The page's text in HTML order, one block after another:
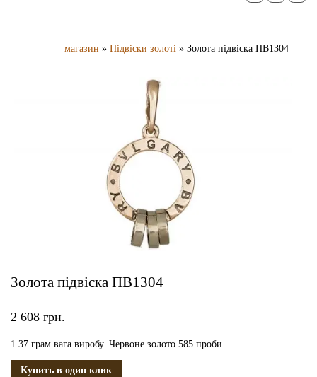
магазин » Підвіски золоті » Золота підвіска ПВ1304
Золота підвіска ПВ1304
2 608 грн.
1.37 грам вага виробу. Червоне золото 585 проби.
Купить в один клик